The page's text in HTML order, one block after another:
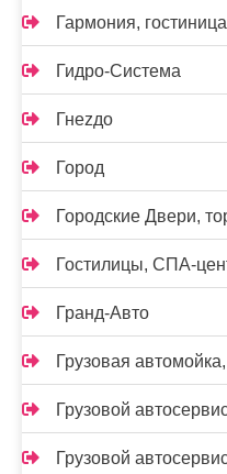
Гармония, гостиница
Гидро-Система
Гнеzдо
Город
Городские Двери,
Гостилицы, СПА-
Гранд-Авто
Грузовая
Грузовой
Грузовой